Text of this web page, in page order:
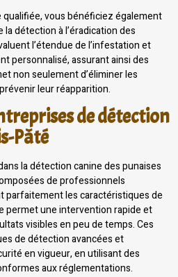
vous bénéficiez également
la détection à l’éradication des
l’étendue de l’infestation et
personnalisé, assurant ainsi des
non seulement d’éliminer les
leur réapparition.
de détection
Pâté
la détection canine des punaises
de professionnels
parfaitement les caractéristiques de
permet une intervention rapide et
visibles en peu de temps. Ces
de détection avancées et
en vigueur, en utilisant des
aux réglementations.